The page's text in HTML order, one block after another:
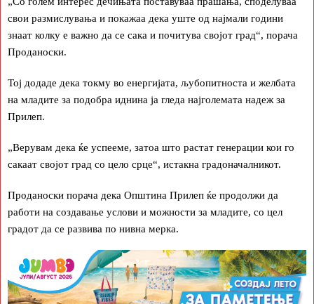
свои размислувања и покажаа дека уште од најмали години
знаат колку е важно да се сака и почитува својот град“, порача
Проданоски.
Тој додаде дека токму во енергијата, љубопитноста и желбата
на младите за подобра иднина ја гледа најголемата надеж за
Прилеп.
„Верувам дека ќе успееме, затоа што растат генерации кои го
сакаат својот град со цело срце“, истакна градоначалникот.
Проданоски порача дека Општина Прилеп ќе продолжи да
работи на создавање услови и можности за младите, со цел
градот да се развива по нивна мерка.